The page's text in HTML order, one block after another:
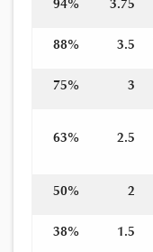
3.5
88%
3
75%
2.5
63%
2
50%
1.5
38%